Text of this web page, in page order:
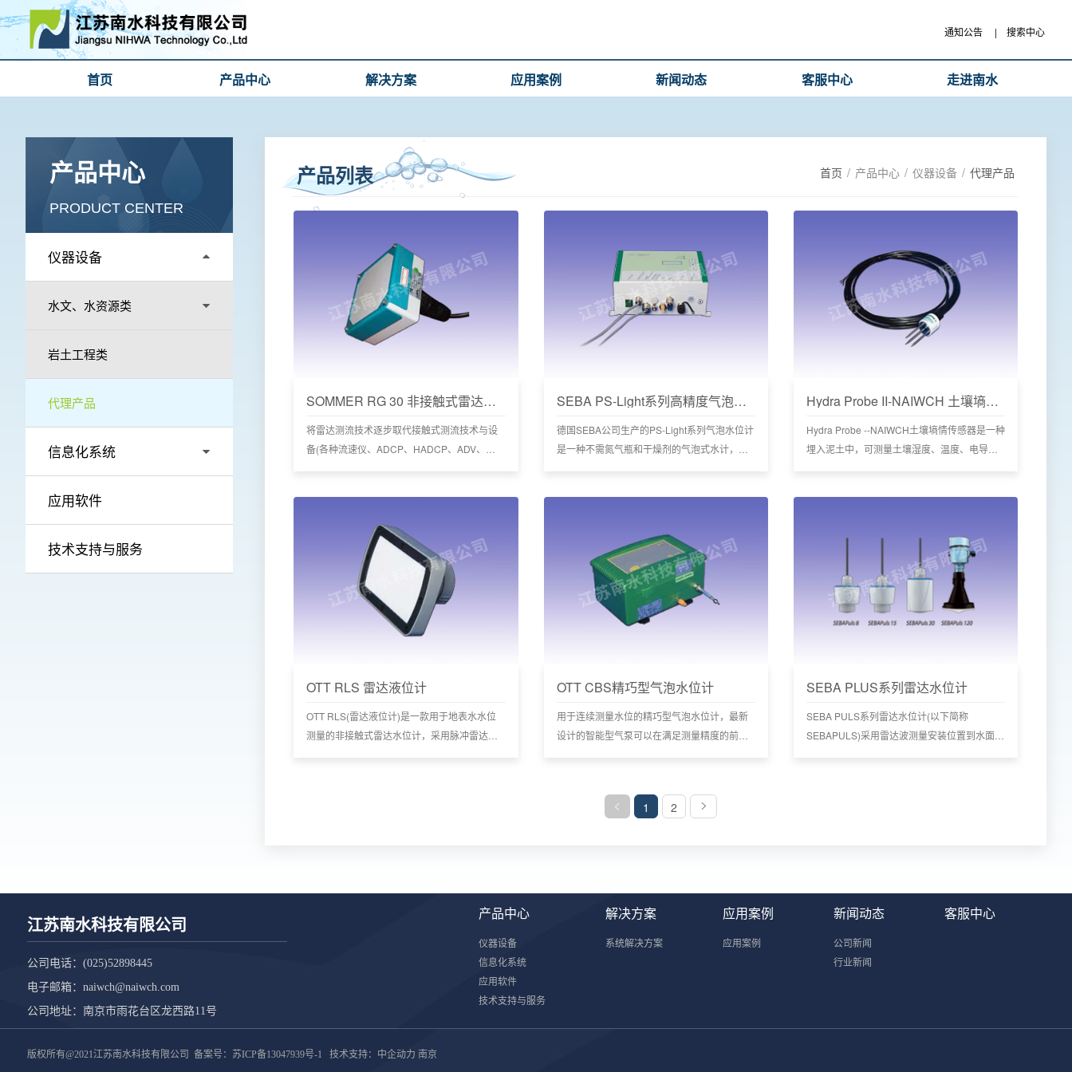
通知公告 | 搜索中心
首页 产品中心 解决方案 应用案例 新闻动态 客服中心 走进南水
产品中心
PRODUCT CENTER
仪器设备
水文、水资源类
岩土工程类
代理产品
信息化系统
应用软件
技术支持与服务
产品列表 首页 / 产品中心 / 仪器设备 / 代理产品
SOMMER RG 30 非接触式雷达流速传感器
将雷达测流技术逐步取代接触式测流技术与设
备(各种流速仪、ADCP、HADCP、ADV、
保障人员安全。不仅可用于平时环境监测，且
特别适合承担急难险重观测任务。
SEBA PS-Light系列高精度气泡水位计
德国SEBA公司生产的PS-Light系列气泡水位计
是一种不需氮气瓶和干燥剂的气泡式水计，具
Hydra Probe II-NAIWCH 土壤墒情传感器
Hydra Probe --NAIWCH土壤墒情传感器是一种
埋入泥土中，可测量土壤湿度、温度、电导率
OTT RLS 雷达液位计
OTT RLS(雷达液位计)是一款用于地表水水位
测量的非接触式雷达水位计，采用脉冲雷达技
OTT CBS精巧型气泡水位计
用于连续测量水位的精巧型气泡水位计，最新
设计的智能型气泵可以在满足测量精度的前提
SEBA PLUS系列雷达水位计
SEBA PULS系列雷达水位计(以下简称
SEBAPULS)采用雷达波测量安装位置到水面的
1 2
江苏南水科技有限公司
公司电话： (025)52898445
电子邮箱： naiwch@naiwch.com
公司地址：南京市雨花台区龙西路11号
产品中心
仪器设备
信息化系统
应用软件
技术支持与服务
解决方案
系统解决方案
应用案例
应用案例
新闻动态
公司新闻
行业新闻
客服中心
版权所有@2021江苏南水科技有限公司 备案号： 苏ICP备13047939号-1 技术支持： 中企动力 南京